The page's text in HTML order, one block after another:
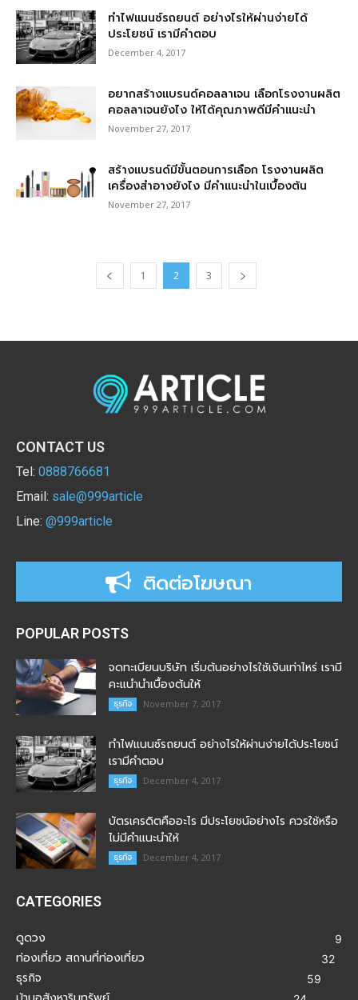
ทำไฟแนนซ์รถยนต์ อย่างไรให้ผ่านง่ายได้
ประโยชน์ เรามีคำตอบ
December 4, 2017
อยากสร้างแบรนด์คอลลาเจน เลือกโรงงานผลิต
คอลลาเจนยังไง ให้ได้คุณภาพดีมีคำแนะนำ
November 27, 2017
สร้างแบรนด์มีขั้นตอนการเลือก โรงงานผลิต
เครื่องสําอางยังไง มีคำแนะนำในเบื้องต้น
November 27, 2017
1 2 3
CONTACT US
Tel: 0888766681
Email: sale@999article
Line: @999article
ติดต่อโฆษณา
POPULAR POSTS
จดทะเบียนบริษัท เริ่มต้นอย่างไรใช้เงินเท่าไหร่ เรามี
คะแนำนำเบื้องต้นให้
ธุรกิจ November 7, 2017
ทำไฟแนนซ์รถยนต์ อย่างไรให้ผ่านง่ายได้ประโยชน์
เรามีคำตอบ
ธุรกิจ December 4, 2017
บัตรเครดิตคืออะไร มีประโยชน์อย่างไร ควรใช้หรือ
ไม่มีคำแนะนำให้
ธุรกิจ December 4, 2017
CATEGORIES
ดูดวง 9
ท่องเที่ยว สถานที่ท่องเที่ยว 32
ธุรกิจ 59